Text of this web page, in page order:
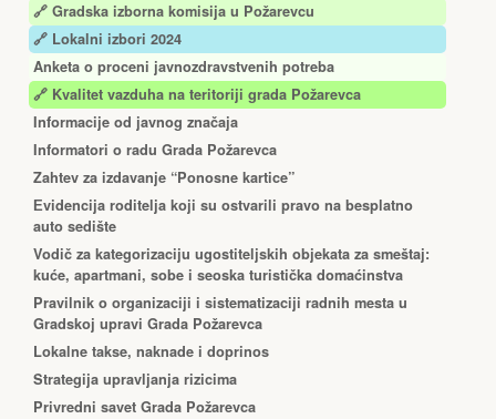
🔗 Gradska izborna komisija u Požarevcu
🔗 Lokalni izbori 2024
Anketa o proceni javnozdravstvenih potreba
🔗 Kvalitet vazduha na teritoriji grada Požarevca
Informacije od javnog značaja
Informatori o radu Grada Požarevca
Zahtev za izdavanje “Ponosne kartice”
Еvidencija roditelja koji su ostvarili pravo na besplatno
auto sedište
Vodič za kategorizaciju ugostiteljskih objekata za smeštaj:
kuće, apartmani, sobe i seoska turistička domaćinstva
Pravilnik o organizaciji i sistematizaciji radnih mesta u
Gradskoj upravi Grada Požarevca
Lokalne takse, naknade i doprinos
Strategija upravljanja rizicima
Privredni savet Grada Požarevca